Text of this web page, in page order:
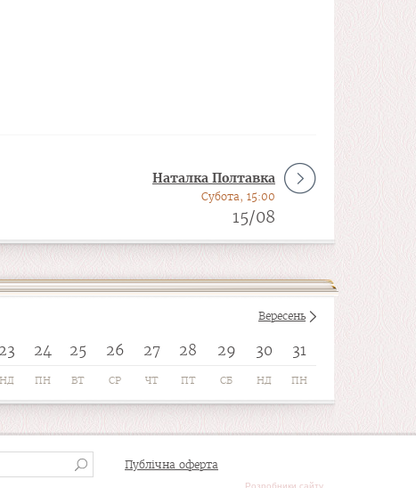
Наталка Полтавка
Субота, 15:00
15/08
Вересень
23 24 25 26 27 28 29 30 31
НД ПН ВТ СР ЧТ ПТ СБ НД ПН
Публічна оферта
Розробники сайту